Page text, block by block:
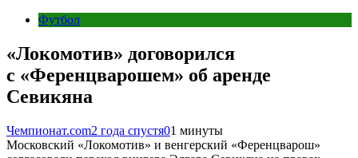
Футбол
«Локомотив» договорился
с «Ференцварошем» об аренде
Севикяна
Чемпионат.com2 года спустя01 минуты
Московский «Локомотив» и венгерский «Ференцварош»